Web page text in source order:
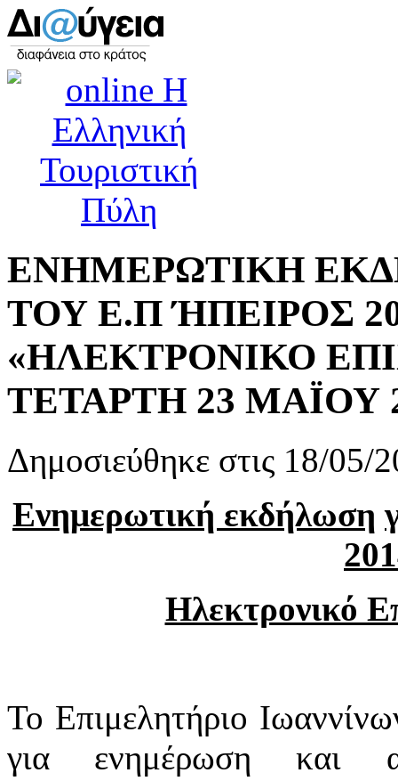
ΕΝΗΜΕΡΩΤΙΚΗ
ΤΟΥ Ε.Π ΉΠΕΙΡΟΣ
«ΗΛΕΚΤΡΟΝΙΚΟ
ΤΕΤΑΡΤΗ 23 ΜΑΪΟΥ
Δημοσιεύθηκε στις 18/05/
Ενημερωτική εκδήλωση
Ηλεκτρονικό
Το Επιμελητήριο
για ενημέρωση και